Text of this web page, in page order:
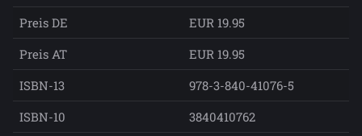
Preis DE
EUR 19.95
Preis AT
EUR 19.95
ISBN-13
978-3-840-41076-5
ISBN-10
3840410762